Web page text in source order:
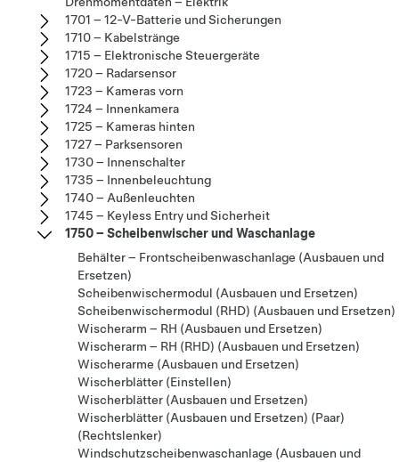
1701 – 12-V-Batterie und Sicherungen
1710 – Kabelstränge
1715 – Elektronische Steuergeräte
1720 – Radarsensor
1723 – Kameras vorn
1724 – Innenkamera
1725 – Kameras hinten
1727 – Parksensoren
1730 – Innenschalter
1735 – Innenbeleuchtung
1740 – Außenleuchten
1745 – Keyless Entry und Sicherheit
1750 – Scheibenwischer und Waschanlage
Behälter – Frontscheibenwaschanlage (Ausbauen und
Ersetzen)
Scheibenwischermodul (Ausbauen und Ersetzen)
Scheibenwischermodul (RHD) (Ausbauen und Ersetzen)
Wischerarm – RH (Ausbauen und Ersetzen)
Wischerarm – RH (RHD) (Ausbauen und Ersetzen)
Wischerarme (Ausbauen und Ersetzen)
Wischerblätter (Einstellen)
Wischerblätter (Ausbauen und Ersetzen)
Wischerblätter (Ausbauen und Ersetzen) (Paar)
(Rechtslenker)
Windschutzscheibenwaschanlage (Ausbauen und